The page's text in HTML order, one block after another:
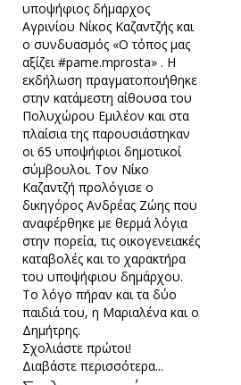
υποψήφιος δήμαρχος
Αγρινίου Νίκος Καζαντζής και
ο συνδυασμός «Ο τόπος μας
αξίζει #pame.mprosta» . Η
εκδήλωση πραγματοποιήθηκε
στην κατάμεστη αίθουσα του
Πολυχώρου Εμιλέον και στα
πλαίσια της παρουσιάστηκαν
οι 65 υποψήφιοι δημοτικοί
σύμβουλοι. Τον Νίκο
Καζαντζή προλόγισε ο
δικηγόρος Ανδρέας Ζώης που
αναφέρθηκε με θερμά λόγια
στην πορεία, τις οικογενειακές
καταβολές και το χαρακτήρα
του υποψήφιου δημάρχου.
Το λόγο πήραν και τα δύο
παιδιά του, η Μαριαλένα και ο
Δημήτρης.
Σχολιάστε πρώτοι!
Διαβάστε περισσότερα...